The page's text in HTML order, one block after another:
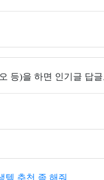
등)을 하면 인기글 답
템 추천 좀 해줘